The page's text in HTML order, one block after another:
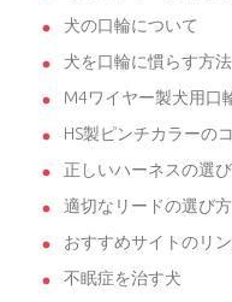
犬の口輪について
犬を口輪に慣らす方法
M4ワイヤー製犬用口
HS製ピンチカラーの
正しいハーネスの選
適切なリードの選び方
おすすめサイトのリ
不眠症を治す犬